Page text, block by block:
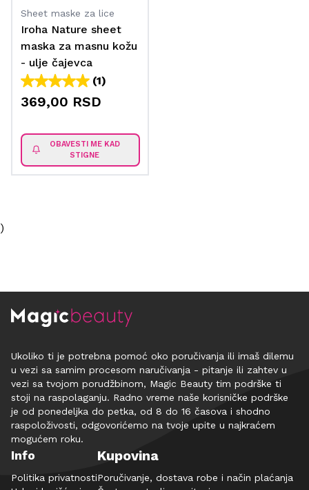
Sheet maske za lice
Iroha Nature sheet
maska za masnu kožu
- ulje čajevca
(1)
369,00 RSD
OBAVESTI ME KAD
STIGNE
)
Ukoliko ti je potrebna pomoć oko poručivanja ili imaš dilemu
u vezi sa samim procesom naručivanja - pitanje ili zahtev u
vezi sa tvojom porudžbinom, Magic Beauty tim podrške ti
stoji na raspolaganju. Radno vreme naše korisničke podrške
je od ponedeljka do petka, od 8 do 16 časova i shodno
raspoloživosti, odgovorićemo na tvoje upite u najkraćem
mogućem roku.
Info
Politika privatnosti
Kupovina
Poručivanje, dostava robe i način plaćanja